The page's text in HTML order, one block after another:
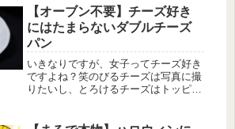
いけど、どうしてもパンを作りたくな
って作ったのがこのパン！作業時間も
少...
【オーブン不要】チーズ好き
にはたまらないダブルチーズ
パン
いきなりですが、女子ってチーズ好き
ですよね？笑のびるチーズは写真に撮
りたいし、とろけるチーズはトッピン